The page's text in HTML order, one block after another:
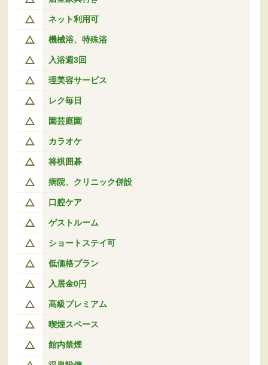
ネット利用可
機械浴、特殊浴
入浴週3回
理美容サービス
レク毎日
園芸庭園
カラオケ
将棋囲碁
病院、クリニック併設
口腔ケア
ゲストルーム
ショートステイ可
低価格プラン
入居金0円
高級プレミアム
喫煙スペース
館内禁煙